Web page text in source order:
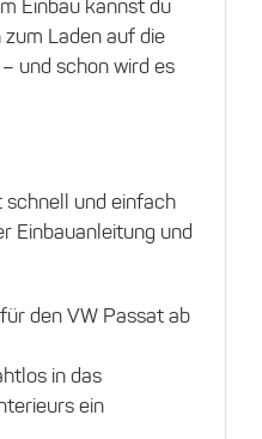
Einbau kannst du
Laden auf die
und schon wird es
schnell und einfach
Einbauanleitung und
den VW Passat ab
in das
ein